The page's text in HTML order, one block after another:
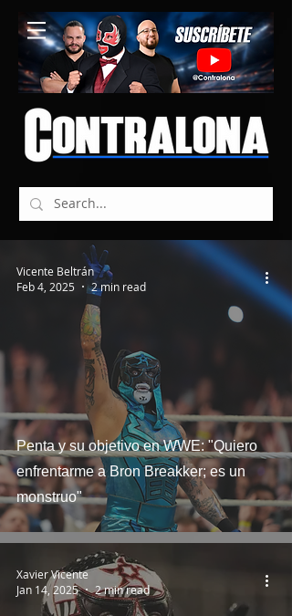
Penta y su objetivo en WWE: "Quiero
enfrentarme a Bron Breakker; es un
monstruo"
Vicente Beltrán
Feb 4, 2025
2 min read
Xavier Vicente
Jan 14, 2025
2 min read